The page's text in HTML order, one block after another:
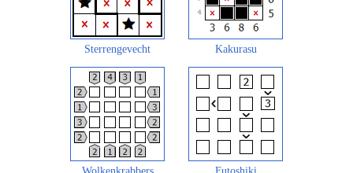
Sterrengevecht Kakurasu